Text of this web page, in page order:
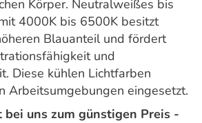
Körper. Neutralweißes bis
4000K bis 6500K besitzt
Blauanteil und fördert
und
Diese kühlen Lichtfarben
Arbeitsumgebungen eingesetzt.
uns zum günstigen Preis -